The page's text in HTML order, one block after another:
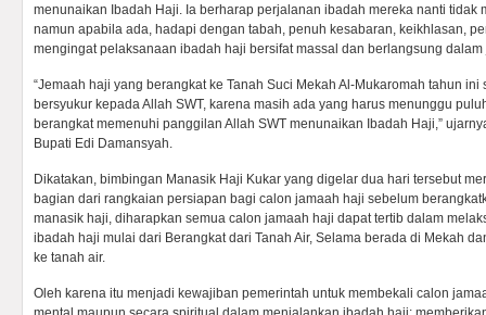
menunaikan Ibadah Haji. Ia berharap perjalanan ibadah mereka nanti tidak
namun apabila ada, hadapi dengan tabah, penuh kesabaran, keikhlasan,
mengingat pelaksanaan ibadah haji bersifat massal dan berlangsung
“Jemaah haji yang berangkat ke Tanah Suci Mekah Al-Mukaromah tahun
bersyukur kepada Allah SWT, karena masih ada yang harus menunggu
berangkat memenuhi panggilan Allah SWT menunaikan Ibadah Haji,”
Bupati Edi Damansyah.
Dikatakan, bimbingan Manasik Haji Kukar yang digelar dua hari tersebut
bagian dari rangkaian persiapan bagi calon jamaah haji sebelum
manasik haji, diharapkan semua calon jamaah haji dapat tertib dalam
ibadah haji mulai dari Berangkat dari Tanah Air, Selama berada di Mekah
ke tanah air.
Oleh karena itu menjadi kewajiban pemerintah untuk membekali calon